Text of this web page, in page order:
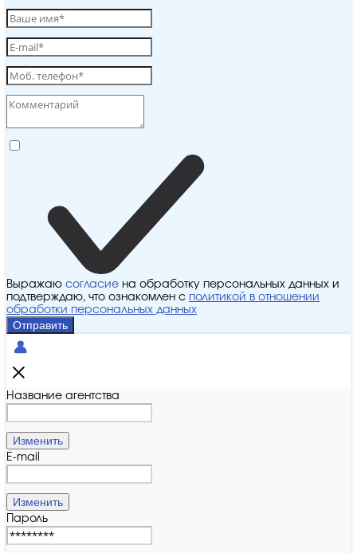
Выражаю согласие на обработку персональных данных и
подтверждаю, что ознакомлен с политикой в отношении
обработки персональных данных
Отправить
Название агентства
Изменить
E-mail
Изменить
Пароль